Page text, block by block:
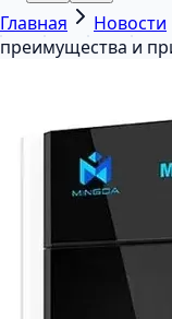
Главная Новости
преимущества и